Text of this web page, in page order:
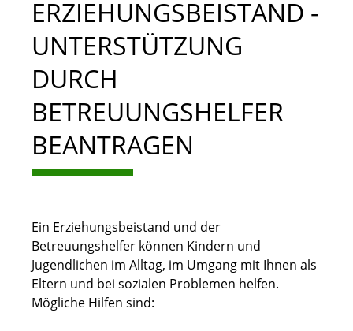
ERZIEHUNGSBEISTAND -
UNTERSTÜTZUNG
DURCH
BETREUUNGSHELFER
BEANTRAGEN
Ein Erziehungsbeistand und der
Betreuungshelfer können Kindern und
Jugendlichen im Alltag, im Umgang mit Ihnen als
Eltern und bei sozialen Problemen helfen.
Mögliche Hilfen sind: